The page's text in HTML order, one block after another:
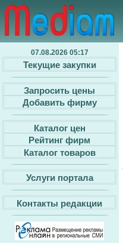
07.08.2026 05:17
Текущие закупки
Запросить цены
Добавить фирму
Каталог цен
Рейтинг фирм
Каталог товаров
Услуги портала
Контакты редакции